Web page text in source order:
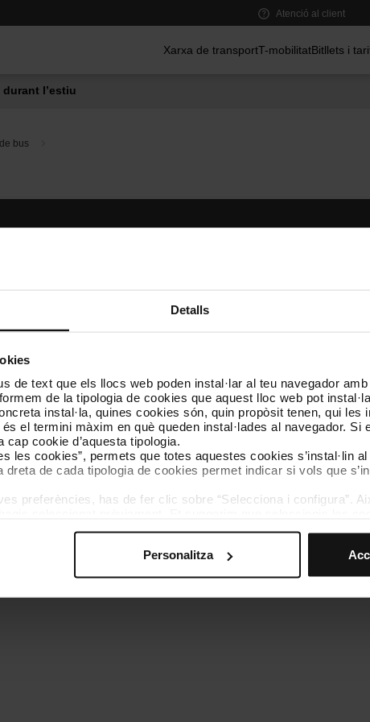
Detalls
de text que els llocs web poden instal·lar al teu navegador
de la tipologia de cookies que aquest lloc web pot
instal·la, quines cookies són, quin propòsit tenen, qui les
el termini màxim en què queden instal·lades al navegador. Si
cap cookie d’aquesta tipologia.
les cookies”, permets que totes aquestes cookies s’instal·lin
dreta de cada tipologia de cookies permet indicar si vols que
preferències, has de fer clic sobre “Selecciona i configura”.
teves opcions de navegació (com ara l’idioma) i milloren la
pots consultar la nostraPolítica de cookies
Personalitza
Atenció al client
Xarxa de transportT-mobilitatBitllets i
l’estiu
bus
Segueix-nos
TMB
Coneix-nos Contacta
Política de cookies Gestor de cookies Accessibilitat Mapa web